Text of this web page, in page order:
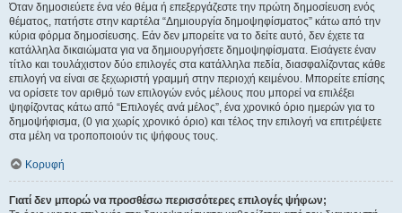
Όταν δημοσιεύετε ένα νέο θέμα ή επεξεργάζεστε την πρώτη δημοσίευση ενός
θέματος, πατήστε στην καρτέλα “Δημιουργία δημοψηφίσματος” κάτω από την
κύρια φόρμα δημοσίευσης. Εάν δεν μπορείτε να το δείτε αυτό, δεν έχετε τα
κατάλληλα δικαιώματα για να δημιουργήσετε δημοψηφίσματα. Εισάγετε έναν
τίτλο και τουλάχιστον δύο επιλογές στα κατάλληλα πεδία, διασφαλίζοντας κάθε
επιλογή να είναι σε ξεχωριστή γραμμή στην περιοχή κειμένου. Μπορείτε επίσης
να ορίσετε τον αριθμό των επιλογών ενός μέλους που μπορεί να επιλέξει
ψηφίζοντας κάτω από “Επιλογές ανά μέλος”, ένα χρονικό όριο ημερών για το
δημοψήφισμα, (0 για χωρίς χρονικό όριο) και τέλος την επιλογή να επιτρέψετε
στα μέλη να τροποποιούν τις ψήφους τους.
Κορυφή
Γιατί δεν μπορώ να προσθέσω περισσότερες επιλογές ψήφων;